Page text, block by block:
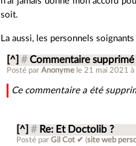
soit.
La aussi, les personnels
[^] # Commentaire supprimé
Posté parAnonyme le 21 mai 2021
Ce commentaire a été
[^] # Re: Et Doctolib ?
Posté parGil Cot ✔ (site web